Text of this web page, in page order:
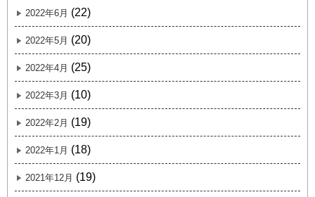
2022年6月 (22)
2022年5月 (20)
2022年4月 (25)
2022年3月 (10)
2022年2月 (19)
2022年1月 (18)
2021年12月 (19)